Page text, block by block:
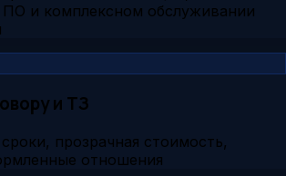
и комплексном обслуживании
и ТЗ
прозрачная стоимость,
отношения